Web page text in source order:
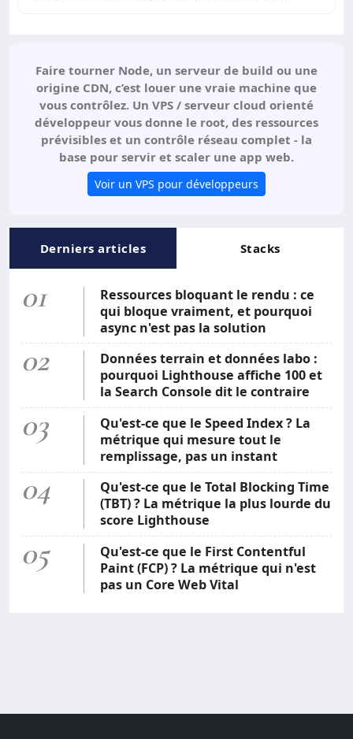
Faire tourner Node, un serveur de build ou une
origine CDN, c’est louer une vraie machine que
vous contrôlez. Un VPS / serveur cloud orienté
développeur vous donne le root, des ressources
prévisibles et un contrôle réseau complet - la
base pour servir et scaler une app web.
Voir un VPS pour développeurs
Derniers articles Stacks
01
Ressources bloquant le rendu : ce
qui bloque vraiment, et pourquoi
async n'est pas la solution
02
Données terrain et données labo :
pourquoi Lighthouse affiche 100 et
la Search Console dit le contraire
03
Qu'est-ce que le Speed Index ? La
métrique qui mesure tout le
remplissage, pas un instant
04
Qu'est-ce que le Total Blocking Time
(TBT) ? La métrique la plus lourde du
score Lighthouse
05
Qu'est-ce que le First Contentful
Paint (FCP) ? La métrique qui n'est
pas un Core Web Vital